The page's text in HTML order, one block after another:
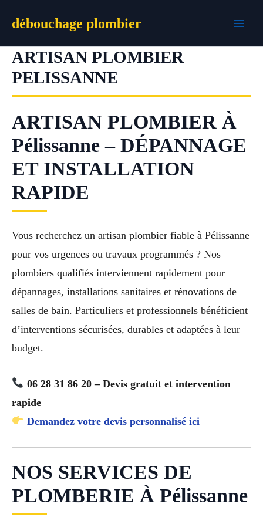
débouchage plombier
ARTISAN PLOMBIER
PELISSANNE
ARTISAN PLOMBIER À
Pélissanne – DÉPANNAGE
ET INSTALLATION
RAPIDE
Vous recherchez un artisan plombier fiable à Pélissanne
pour vos urgences ou travaux programmés ? Nos
plombiers qualifiés interviennent rapidement pour
dépannages, installations sanitaires et rénovations de
salles de bain. Particuliers et professionnels bénéficient
d’interventions sécurisées, durables et adaptées à leur
budget.
06 28 31 86 20 – Devis gratuit et intervention
rapide
Demandez votre devis personnalisé ici
NOS SERVICES DE
PLOMBERIE À Pélissanne